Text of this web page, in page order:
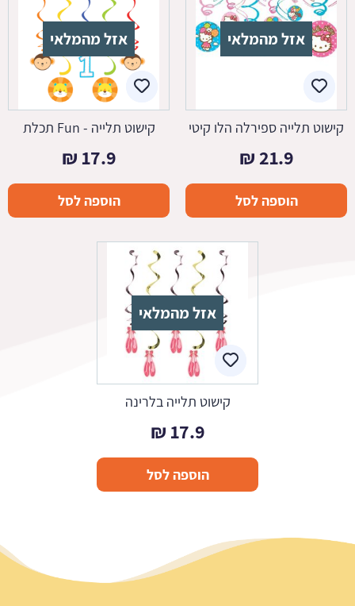
אזל מהמלאי
קישוט תלייה ספירלה הלו קיטי
21.9
₪
הוספה לסל
אזל מהמלאי
קישוט תלייה - Fun תכלת
17.9
₪
הוספה לסל
אזל מהמלאי
קישוט תלייה בלרינה
17.9
₪
הוספה לסל